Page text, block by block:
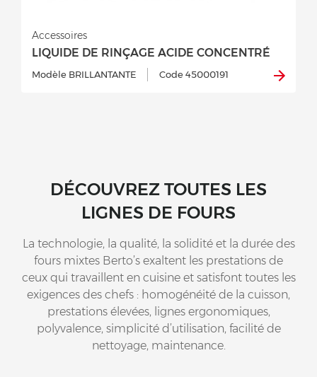
LIQUIDE DE RINÇAGE ACIDE CONCENTRÉ
Accessoires
Modèle BRILLANTANTE Code 45000191
DÉCOUVREZ TOUTES LES
LIGNES DE FOURS
La technologie, la qualité, la solidité et la durée des
fours mixtes Berto’s exaltent les prestations de
ceux qui travaillent en cuisine et satisfont toutes les
exigences des chefs : homogénéité de la cuisson,
prestations élevées, lignes ergonomiques,
polyvalence, simplicité d’utilisation, facilité de
nettoyage, maintenance.